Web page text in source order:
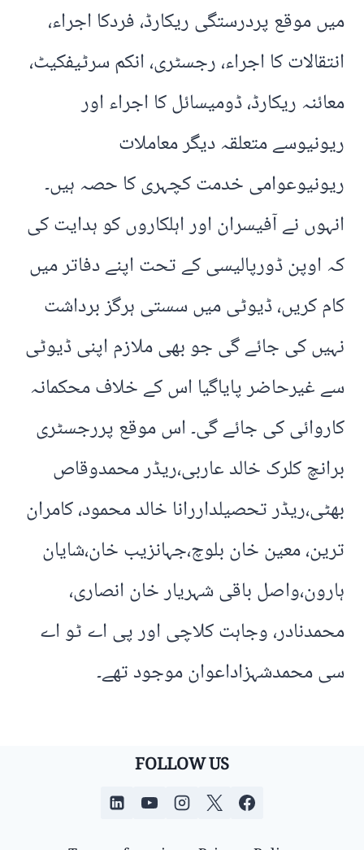
میں موقع پردرستگی ریکارڈ، فردکا اجراء،
انتقالات کا اجراء، رجسٹری، انکم سرٹیفکیٹ،
معائنہ ریکارڈ، ڈومیسائل کا اجراء اور
ریونیوسے متعلقہ دیگر معاملات
ریونیوعوامی خدمت کچہری کا حصہ ہیں۔
انہوں نے آفیسران اور اہلکاروں کو ہدایت کی
کہ اوپن ڈورپالیسی کے تحت اپنے دفاتر میں
کام کریں، ڈیوٹی میں سستی ہرگز برداشت
نہیں کی جائے گی جو بھی ملازم اپنی ڈیوٹی
سے غیرحاضر پایاگیا اس کے خلاف محکمانہ
کاروائی کی جائے گی۔ اس موقع پررجسٹری
برانچ کلرک خالد عاربی،ریڈر محمدوقاص
بھٹی،ریڈر تحصیلداررانا خالد محمود، کامران
ترین، معین خان بلوچ،جہانزیب خان،شایان
ہارون،واصل باقی شہریار خان انصاری،
محمدنادر، وجاہت کلاچی اور پی اے ٹو اے
سی محمدشہزاداعوان موجود تھے۔
FOLLOW US